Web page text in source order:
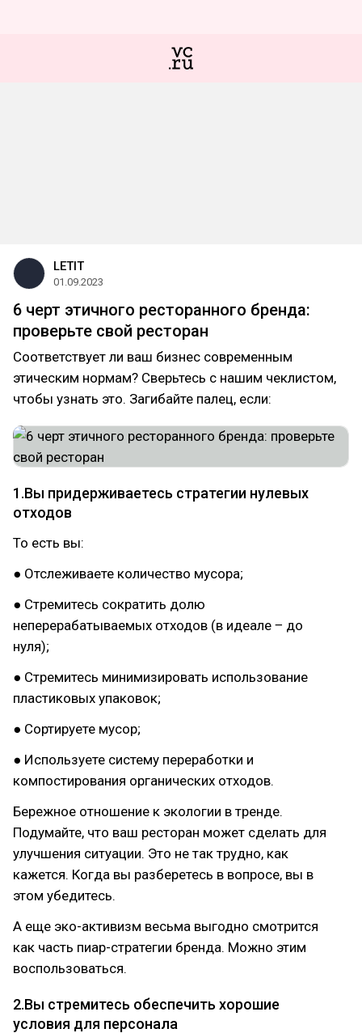
LETIT
01.09.2023
6 черт этичного ресторанного бренда:
проверьте свой ресторан
Соответствует ли ваш бизнес современным
этическим нормам? Сверьтесь с нашим чеклистом,
чтобы узнать это. Загибайте палец, если:
1.Вы придерживаетесь стратегии нулевых
отходов
То есть вы:
● Отслеживаете количество мусора;
● Стремитесь сократить долю
неперерабатываемых отходов (в идеале ‒ до
нуля);
● Стремитесь минимизировать использование
пластиковых упаковок;
● Сортируете мусор;
● Используете систему переработки и
компостирования органических отходов.
Бережное отношение к экологии в тренде.
Подумайте, что ваш ресторан может сделать для
улучшения ситуации. Это не так трудно, как
кажется. Когда вы разберетесь в вопросе, вы в
этом убедитесь.
А еще эко-активизм весьма выгодно смотрится
как часть пиар-стратегии бренда. Можно этим
воспользоваться.
2.Вы стремитесь обеспечить хорошие
условия для персонала